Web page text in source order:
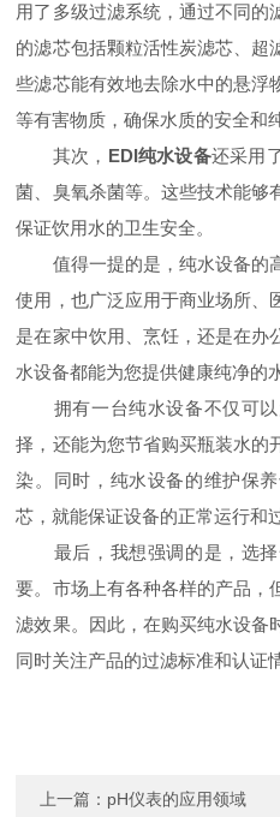
用了多级过滤系统，通过不同的
的滤芯包括颗粒活性炭滤芯、超
些滤芯能有效地去除水中的悬浮
等有害物质，确保水质的安全和
其次， EDI纯水设备还采用
菌、臭氧杀菌等。这些技术能够
保证饮用水的卫生安全。
值得一提的是，纯水设备的
使用，也广泛应用于商业场所、
是在家中饮用、烹饪，还是在办
水设备都能为您提供健康纯净的
拥有一台纯水设备不仅可以
择，还能为您节省购买瓶装水的
染。同时，纯水设备的维护保
芯，就能保证设备的正常运行和
最后，我想强调的是，选择
要。市场上有各种各样的产品，
滤效果。因此，在购买纯水设备
同时关注产品的过滤标准和认证
上一篇： pH仪表的应用领域